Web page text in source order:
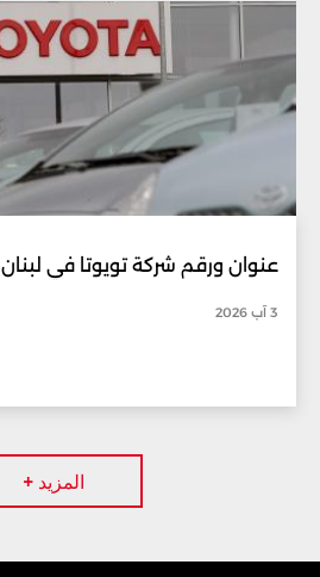
عنوان ورقم شركة تويوتا في لبنان
3 آب 2026
المزيد +